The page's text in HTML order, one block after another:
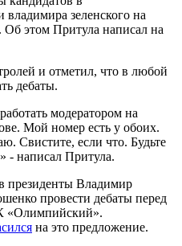
зеленского на
этом Притула написал на
и отметил, что в любой
дебаты.
модератором на
Мой номер есть у обоих.
Свистите, если что. Будьте
- написал Притула.
президенты Владимир
провести дебаты перед
«Олимпийский».
на это предложение.